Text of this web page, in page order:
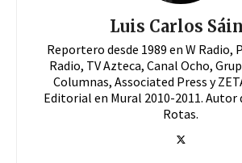
Luis Carlos
Reportero desde 1989 en W Radio,
Radio, TV Azteca, Canal Ocho,
Columnas, Associated Press y
Editorial en Mural 2010-2011. Autor
Rotas.